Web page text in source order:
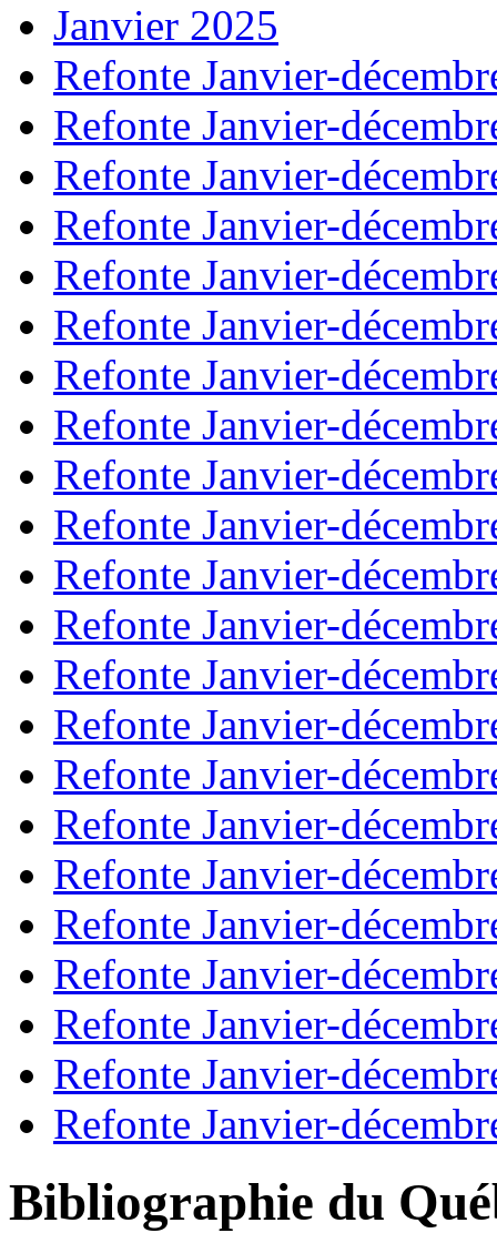
Janvier 2025
Refonte Janvier-
Refonte Janvier-
Refonte Janvier-
Refonte Janvier-
Refonte Janvier-
Refonte Janvier-
Refonte Janvier-
Refonte Janvier-
Refonte Janvier-
Refonte Janvier-
Refonte Janvier-
Refonte Janvier-
Refonte Janvier-
Refonte Janvier-
Refonte Janvier-
Refonte Janvier-
Refonte Janvier-
Refonte Janvier-
Refonte Janvier-
Refonte Janvier-
Refonte Janvier-
Refonte Janvier-
Bibliographie du